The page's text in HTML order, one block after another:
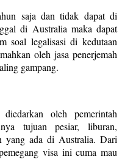
saja dan tidak dapat di
di Australia maka dapat
soal legalisasi di kedutaan
oleh jasa penerjemah
gampang.
oleh pemerintah
tujuan pesiar, liburan,
yang ada di Australia. Dari
visa ini cuma mau